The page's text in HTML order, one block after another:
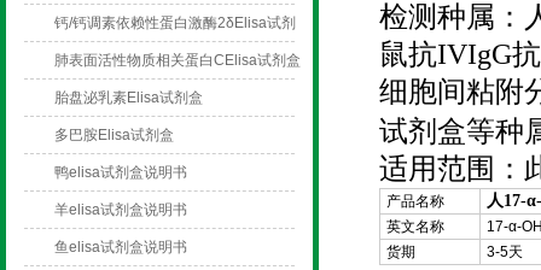
钙/钙调素依赖性蛋白激酶2δElisa试剂
盒
肺表面活性物质相关蛋白CElisa试剂盒
胎盘泌乳素Elisa试剂盒
多巴胺Elisa试剂盒
鸭elisa试剂盒说明书
羊elisa试剂盒说明书
鱼elisa试剂盒说明书
检测种属：
鼠抗IVIgG
细胞间粘附
试剂盒等种
适用范围：
产品名称 人17-
英文名称
17-α-
货期
3-5天